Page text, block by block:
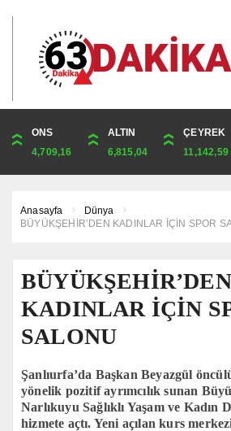
DOLAR
44,9817
EURO
52,7583
ALTIN
6,815,04
ONS
4,709,16
ALTIN
6,815,04
ÇEYREK
11,142,59
Anasayfa
Dünya
BÜYÜKŞEHİR’DEN KADINLAR İÇİN SPOR
BÜYÜKŞEHİR’DEN
KADINLAR İÇİN
SALONU
Şanlıurfa’da Başkan Beyazgül
yönelik pozitif ayrımcılık sunan
Narlıkuyu Sağlıklı Yaşam ve Kadın
hizmete açtı. Yeni açılan kurs